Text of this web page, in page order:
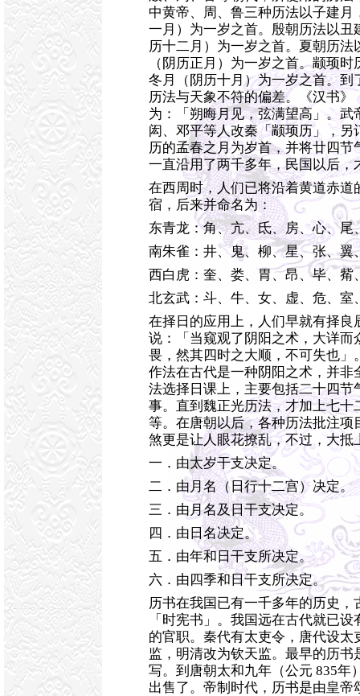
中黄帝、周、鲁三种历法以子建月
一月）为一岁之首。殷朝历法以丑
历十二月）为一岁之首。夏朝历法
（阴历正月）为一岁之首。颛顼
冬月（阴历十月）为一岁之首。到
历法与天象不符的偏差。《汉书》
为：「朔晦月见，弦满望高」。武
闳、邓平等人改秦「颛顼历」，另
历的孟春之月为岁首，并将廿四节
一直沿用了两千多年，民国以后，
在西周时，人们已将沿着黄道赤道
宿，后来并命名为：
东青龙：角、亢、氐、房、心、尾
南朱雀：井、鬼、柳、星、张、翼
西白虎：奎、娄、胃、昂、毕、觜
北玄武：斗、牛、女、虚、危、室
在择日的应用上，人们早就有择良
说：「当窥观了阴阳之术，大详而
畏，然其四时之大顺，不可失也」
作法在古代是一种阴阳之术，并非
法选择日课上，主要包括二十四节
事。直到魏正光历法，才加上七十
等。在唐朝以后，各种历法批注项
煞更是让人眼花撩乱，不过，大抵
一．由太岁干支决定。
二．由月名（日行十二宫）决定。
三．由月名及日干支决定。
四．由日名决定。
五．由年和日干支所决定。
六．由四季和日干支所决定。
历书在我国已有一千多年的历史，
「时宪书」。我国远在古代就已
的官职。秦代有太吏令，唐代设太
监，明清改为钦天监。最早的历书
写。到唐朝太和九年（公元 835年
出售了。帝制时代，历书是由皇帝